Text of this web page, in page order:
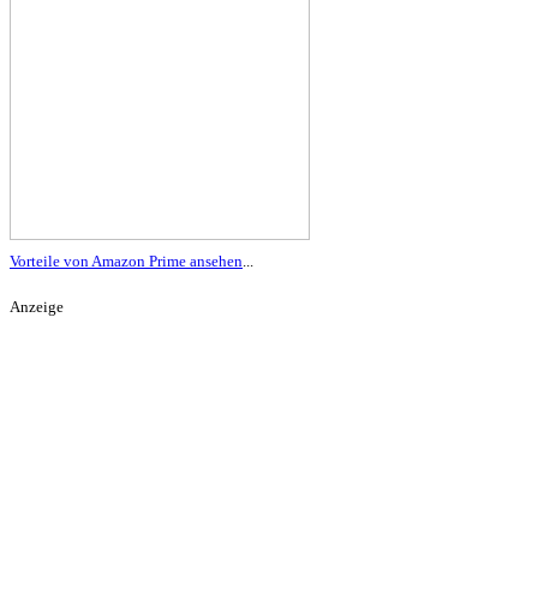
Vorteile von Amazon Prime ansehen
Anzeige